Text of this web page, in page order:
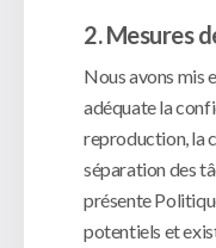
2. Mesures
Nous avons mis
adéquate la
reproduction, la
séparation des
présente
potentiels et